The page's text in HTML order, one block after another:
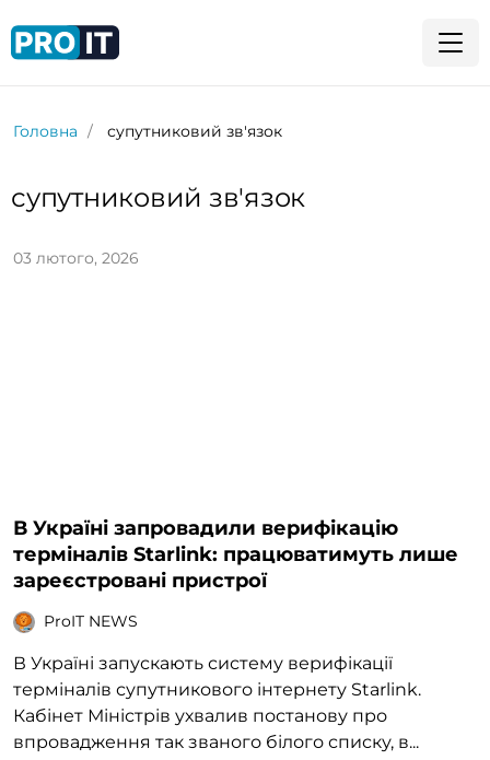
Головна супутниковий зв'язок
супутниковий зв'язок
03 лютого, 2026
В Україні запровадили верифікацію
терміналів Starlink: працюватимуть лише
зареєстровані пристрої
ProIT NEWS
В Україні запускають систему верифікації
терміналів супутникового інтернету Starlink.
Кабінет Міністрів ухвалив постанову про
впровадження так званого білого списку, в...